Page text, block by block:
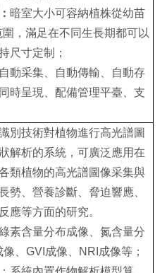
暗室大小可容納植株從幼苗
，滿足在不同生長期都可以
尺寸定制；
動采集、自動傳輸、自動存
時呈現、配備管理平臺、支
別技術對植物進行高光譜圖
解析的系統，可廣泛應用在
類植物的高光譜圖像采集與
勢、營養診斷、脅迫響應、
應等方面的研究。
素含量分布成像、氮含量分
、GVI成像、NRI成像等；